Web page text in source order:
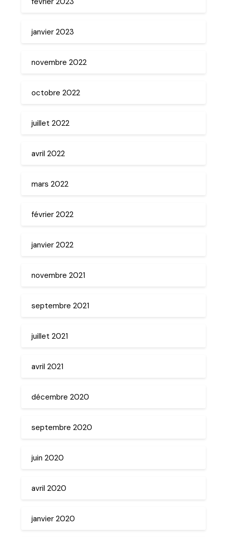
janvier 2023
novembre 2022
octobre 2022
juillet 2022
avril 2022
mars 2022
février 2022
janvier 2022
novembre 2021
septembre 2021
juillet 2021
avril 2021
décembre 2020
septembre 2020
juin 2020
avril 2020
janvier 2020